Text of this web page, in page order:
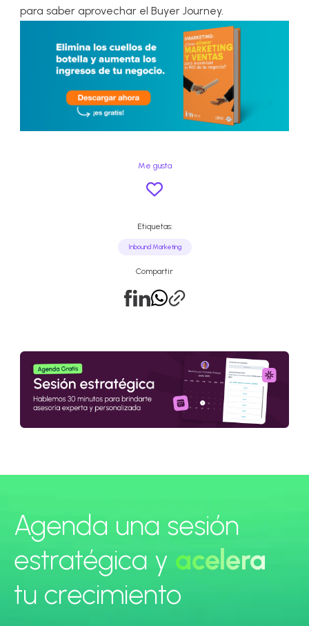
para saber aprovechar el Buyer Journey.
Me gusta
Etiquetas:
Inbound Marketing
Compartir
Agenda una sesión
estratégica y acelera
tu crecimiento